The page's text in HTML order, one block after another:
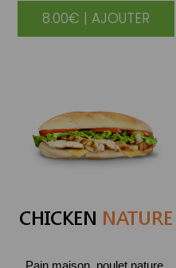
8.00€ | AJOUTER
CHICKEN NATURE
Pain maison, poulet nature,